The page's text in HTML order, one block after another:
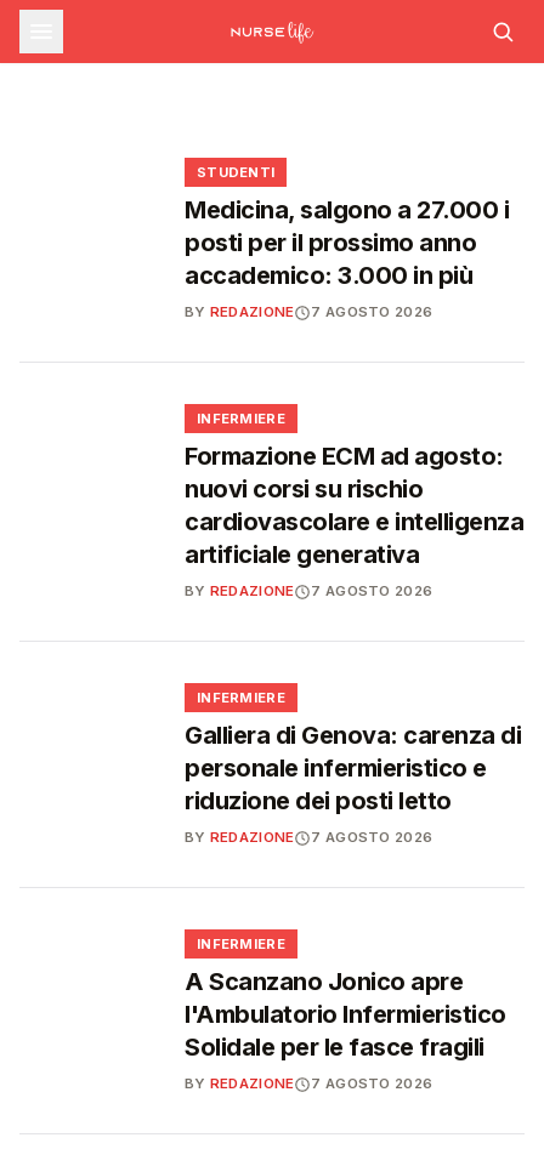
sfide che decideranno il futuro del
Ssn
Decreto PA e sanità: nuovo commissario per
le scorte Covid, liste d'attesa al Siveas e
INFERMIERE
Decreto PA: nuove regole per scorte Covid,
STUDENTI
Medicina, salgono a 27.000 i
posti per il prossimo anno
accademico: 3.000 in più
BY REDAZIONE 7 AGOSTO 2026
INFERMIERE
Formazione ECM ad agosto:
nuovi corsi su rischio
cardiovascolare e intelligenza
artificiale generativa
BY REDAZIONE 7 AGOSTO 2026
INFERMIERE
Galliera di Genova: carenza di
personale infermieristico e
riduzione dei posti letto
BY REDAZIONE 7 AGOSTO 2026
INFERMIERE
A Scanzano Jonico apre
l'Ambulatorio Infermieristico
Solidale per le fasce fragili
BY REDAZIONE 7 AGOSTO 2026